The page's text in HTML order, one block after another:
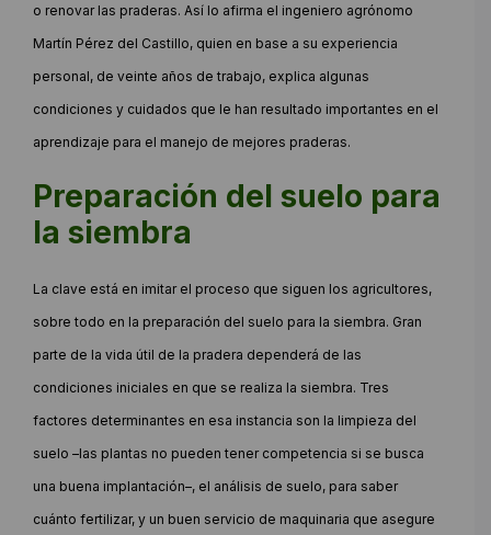
o renovar las praderas. Así lo afirma el ingeniero agrónomo
Martín Pérez del Castillo, quien en base a su experiencia
personal, de veinte años de trabajo, explica algunas
condiciones y cuidados que le han resultado importantes en el
aprendizaje para el manejo de mejores praderas.
Preparación del suelo para
la siembra
La clave está en imitar el proceso que siguen los agricultores,
sobre todo en la preparación del suelo para la siembra. Gran
parte de la vida útil de la pradera dependerá de las
condiciones iniciales en que se realiza la siembra. Tres
factores determinantes en esa instancia son la limpieza del
suelo –las plantas no pueden tener competencia si se busca
una buena implantación–, el análisis de suelo, para saber
cuánto fertilizar, y un buen servicio de maquinaria que asegure